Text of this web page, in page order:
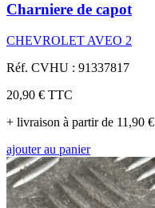
Charniere de capot
CHEVROLET AVEO 2
Réf. CVHU : 91337817
20,90 € TTC
+ livraison à partir de 11,90 €
ajouter au panier